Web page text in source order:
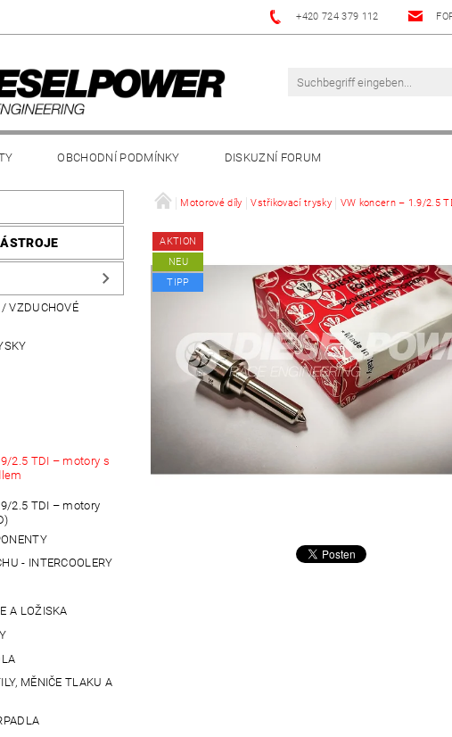
+420 724 379 112
OBCHODNÍ PODMÍNKY DISKUZNÍ FORUM
VZDUCHOVÉ
2.5 TDI – motory s
2.5 TDI – motory
- INTERCOOLERY
A LOŽISKA
MĚNIČE TLAKU A
Motorové díly Vstřikovací trysky VW koncern – 1.9/2.5
AKTION
NEU
TIPP